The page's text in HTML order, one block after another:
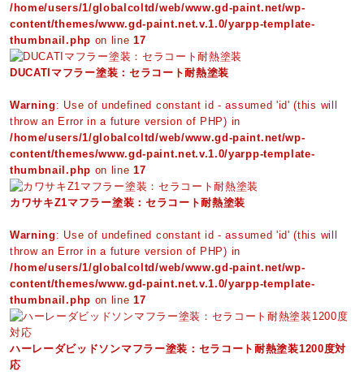
/home/users/1/globalcoltd/web/www.gd-paint.net/wp-
content/themes/www.gd-paint.net.v.1.0/yarpp-template-
thumbnail.php on line17
DUCATIマフラー塗装：セラコート耐熱塗装
Warning : Use of undefined constant id - assumed 'id' (this will
throw an Error in a future version of PHP) in
/home/users/1/globalcoltd/web/www.gd-paint.net/wp-
content/themes/www.gd-paint.net.v.1.0/yarpp-template-
thumbnail.php on line17
カワサキZ1マフラー塗装：セラコート耐熱塗装
Warning : Use of undefined constant id - assumed 'id' (this will
throw an Error in a future version of PHP) in
/home/users/1/globalcoltd/web/www.gd-paint.net/wp-
content/themes/www.gd-paint.net.v.1.0/yarpp-template-
thumbnail.php on line17
ハーレーダビッドソンマフラー塗装：セラコート耐熱塗装1200度対
応